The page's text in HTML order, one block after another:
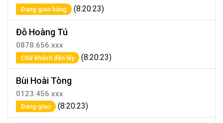
Đang giao hàng (8:20:23)
Đỗ Hoàng Tú
0878.656.xxx
Chờ khách đến lấy (8:20:23)
Bùi Hoài Tòng
0123.456.xxx
Đang giao (8:20:23)